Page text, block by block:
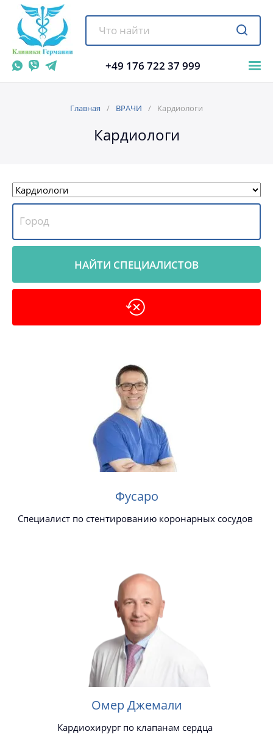
+49 176 722 37 999
Главная ВРАЧИ Кардиологи
Кардиологи
НАЙТИ СПЕЦИАЛИСТОВ
Фусаро
Специалист по стентированию коронарных сосудов
Омер Джемали
Кардиохирург по клапанам сердца